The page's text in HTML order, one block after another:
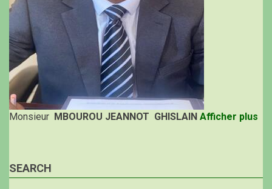
Monsieur MBOUROU JEANNOT GHISLAIN Afficher plus
SEARCH